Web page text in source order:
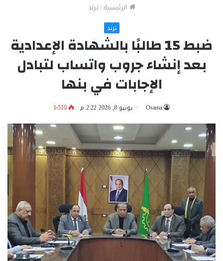
الرئيسية/ترند
ترند
ضبط 15 طالبًا بالشهادة الإعدادية
بعد إنشاء جروب واتساب لتبادل
الإجابات في بنها
Osama يونيو 8, 2026 2:22 م 1٬510